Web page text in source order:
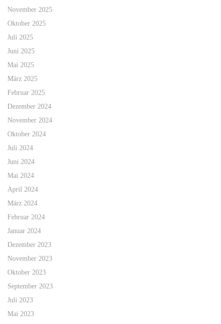
November 2025
Oktober 2025
Juli 2025
Juni 2025
Mai 2025
März 2025
Februar 2025
Dezember 2024
November 2024
Oktober 2024
Juli 2024
Juni 2024
Mai 2024
April 2024
März 2024
Februar 2024
Januar 2024
Dezember 2023
November 2023
Oktober 2023
September 2023
Juli 2023
Mai 2023